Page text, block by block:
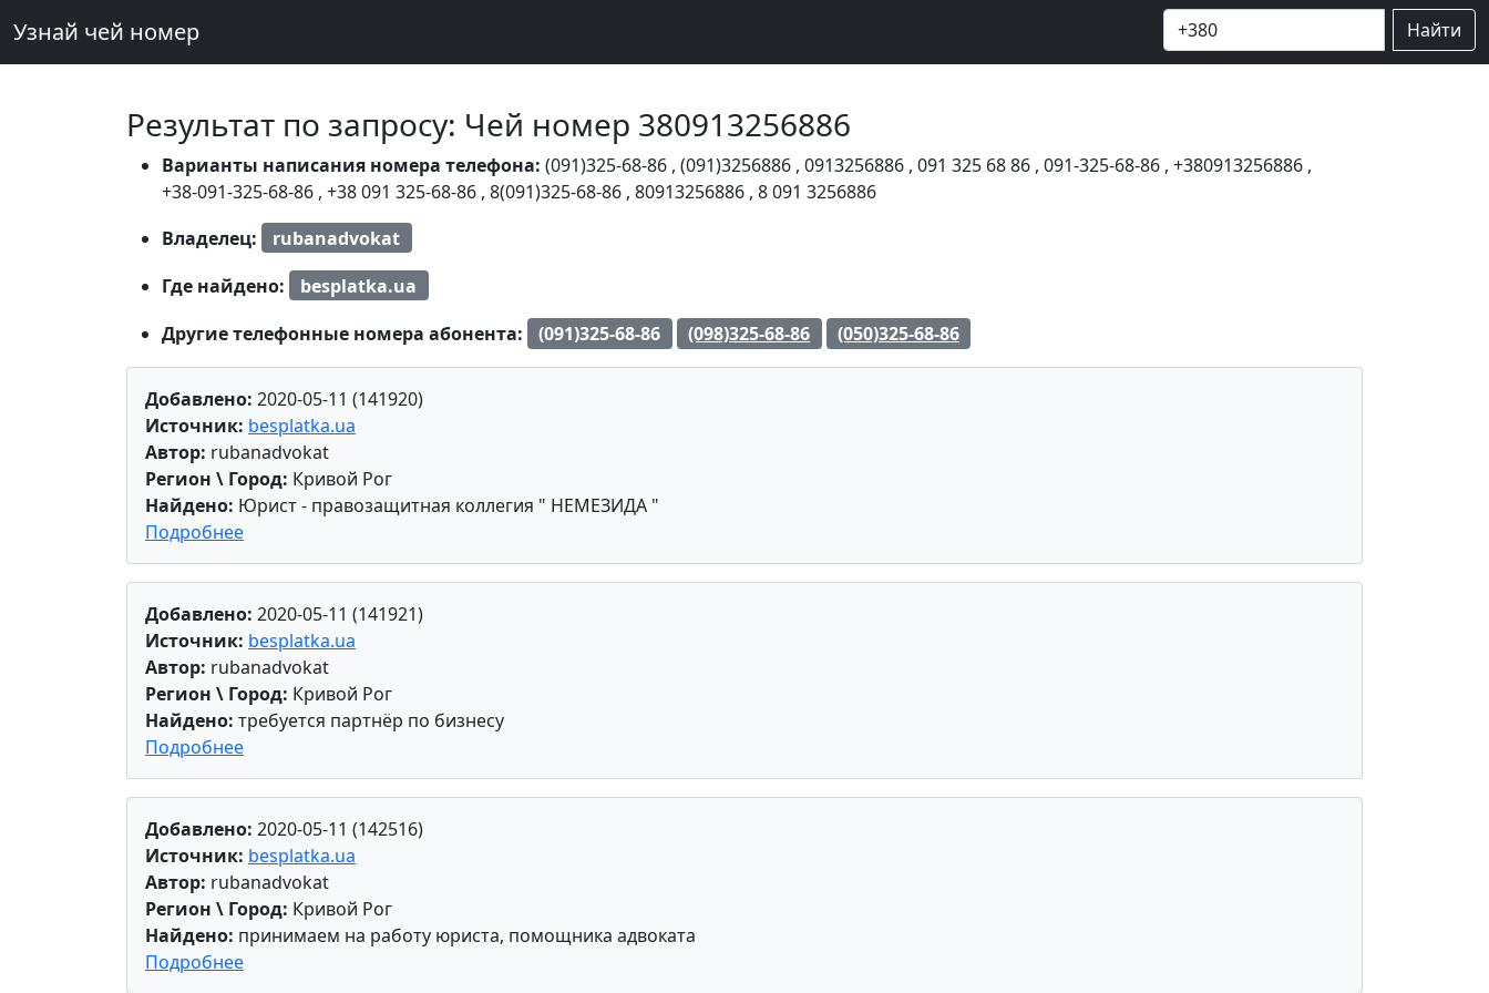
Узнай чей номер Найти
Результат по запросу: Чей номер 380913256886
Варианты написания номера телефона: (091)325-68-86 , (091)3256886 , 0913256886 , 091 325 68 86 , 091-325-68-86 , +380913256886 ,
+38-091-325-68-86 , +38 091 325-68-86 , 8(091)325-68-86 , 80913256886 , 8 091 3256886
Владелец:
rubanadvokat
Где найдено:
besplatka.ua
Другие телефонные номера абонента:
(091)325-68-86 (098)325-68-86 (050)325-68-86
Добавлено: 2020-05-11 (141920)
Источник: besplatka.ua
Автор: rubanadvokat
Регион \ Город: Кривой Рог
Найдено: Юрист - правозащитная коллегия " НЕМЕЗИДА "
Подробнее
Добавлено: 2020-05-11 (141921)
Источник: besplatka.ua
Автор: rubanadvokat
Регион \ Город: Кривой Рог
Найдено: требуется партнёр по бизнесу
Подробнее
Добавлено: 2020-05-11 (142516)
Источник: besplatka.ua
Автор: rubanadvokat
Регион \ Город: Кривой Рог
Найдено: принимаем на работу юриста, помощника адвоката
Подробнее